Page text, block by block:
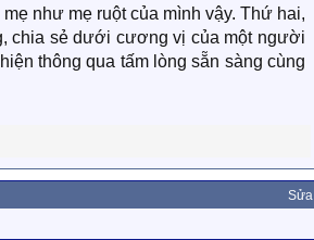
như mẹ ruột của mình vậy. Thứ hai,
chia sẻ dưới cương vị của một người
thông qua tấm lòng sẵn sàng cùng
Sửa